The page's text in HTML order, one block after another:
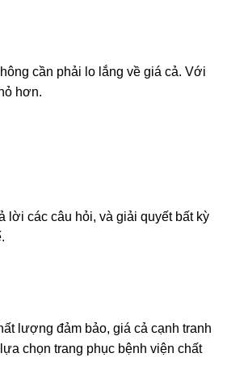
cần phải lo lắng về giá cả. Với
hơn.
lời các câu hỏi, và giải quyết bất kỳ
lượng đảm bảo, giá cả cạnh tranh
chọn trang phục bệnh viện chất